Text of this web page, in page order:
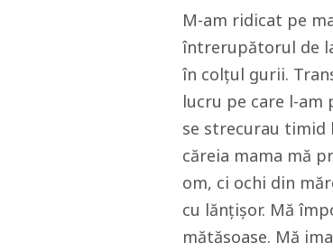
M-am ridicat pe
întrerupătorul de
în colțul gurii.
lucru pe care l-am
se strecurau timid
căreia mama mă
om, ci ochi din
cu lănțișor. Mă
mătăsoase. Mă